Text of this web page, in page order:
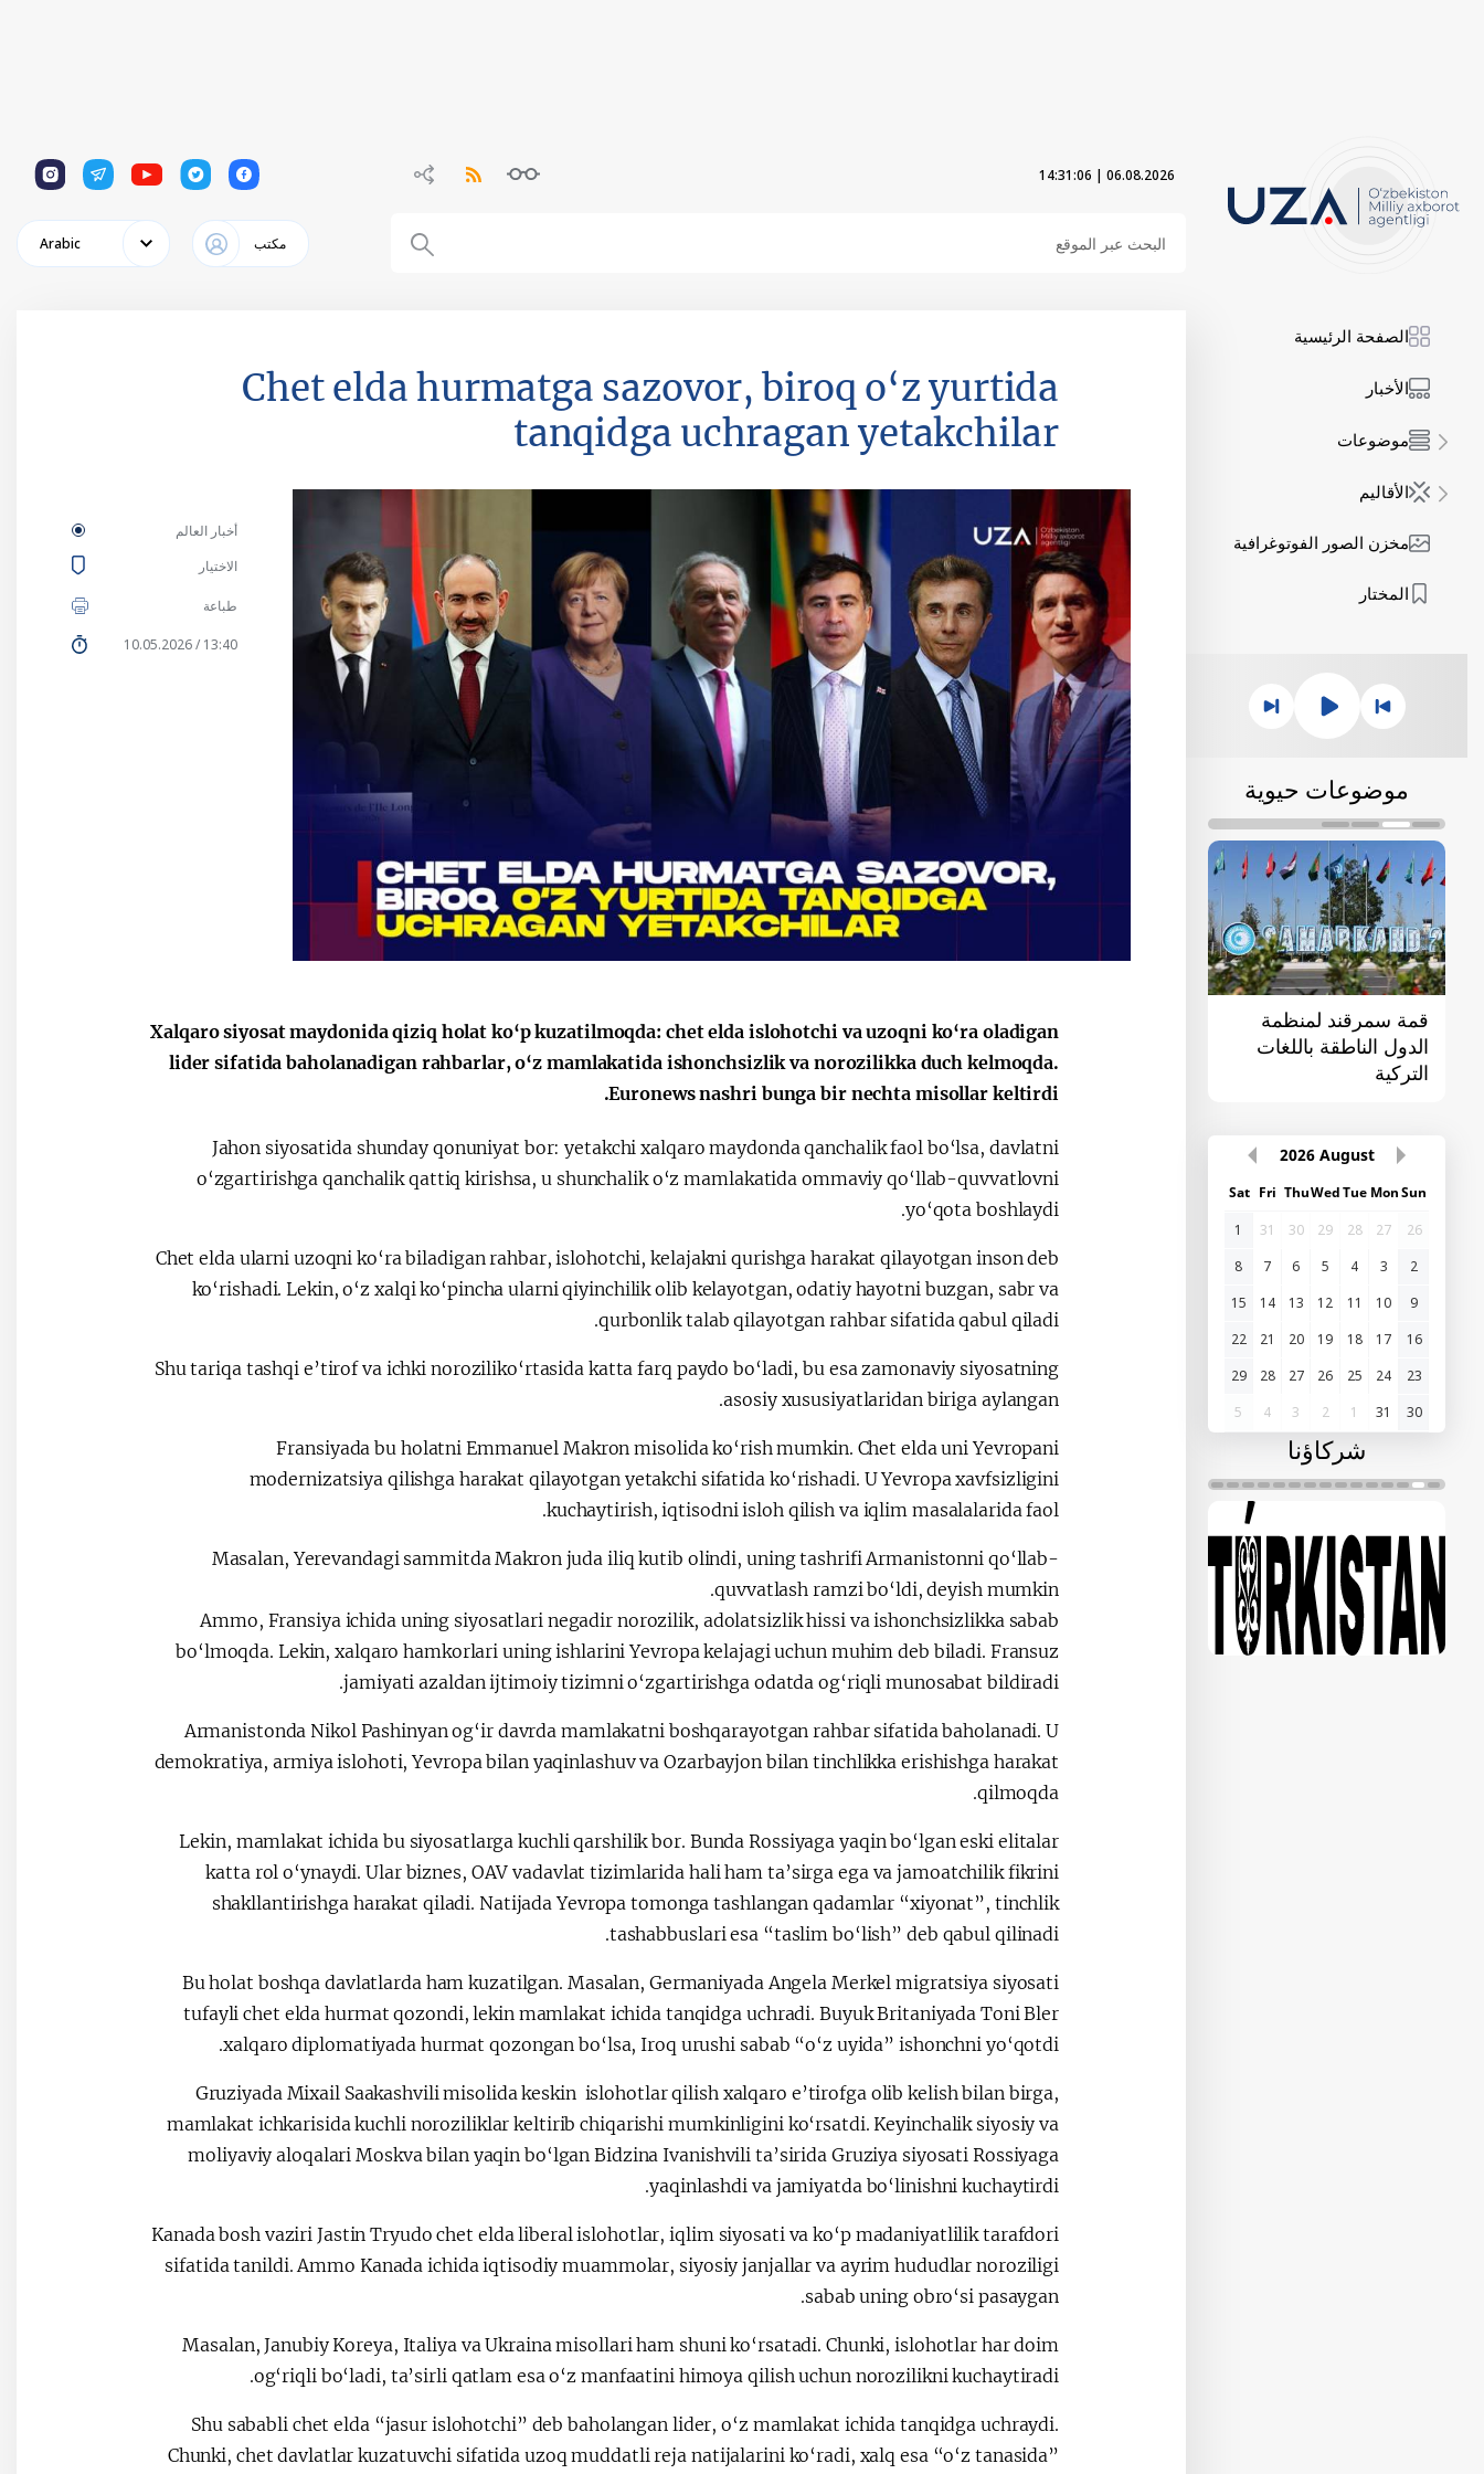
06.08.2026
|
14:31:07
1
1
1
1
1
مكتب Arabic
الصفحة الرئيسية
الأخبار
موضوعات
الأقاليم
مخزن الصور الفوتوغرافية
المختار
موضوعات حيوية
قمة سمرقند لمنظمة
الدول الناطقة باللغات
التركية
الوسطى - الصين"
الإصلاحات الدستورية
August
2026
Sun
Mon
Tue
Wed
Thu
Fri
Sat
26
27
28
29
30
31
1
2
3
4
5
6
7
8
9
10
11
12
13
14
15
16
17
18
19
20
21
22
23
24
25
26
27
28
29
30
31
1
2
3
4
5
شركاؤنا
Chet elda hurmatga sazovor, biroq o‘z yurtida
tanqidga uchragan yetakchilar
أخبار العالم
الاختيار
طباعة
13:40 / 10.05.2026
Xalqaro siyosat maydonida qiziq holat ko‘p kuzatilmoqda: chet elda islohotchi va uzoqni ko‘ra oladigan
lider sifatida baholanadigan rahbarlar, o‘z mamlakatida ishonchsizlik va norozilikka duch kelmoqda.
Euronews nashri bunga bir nechta misollar keltirdi.
Jahon siyosatida shunday qonuniyat bor: yetakchi xalqaro maydonda qanchalik faol bo‘lsa, davlatni
o‘zgartirishga qanchalik qattiq kirishsa, u shunchalik o‘z mamlakatida ommaviy qo‘llab-quvvatlovni
yo‘qota boshlaydi.
Chet elda ularni uzoqni ko‘ra biladigan rahbar, islohotchi, kelajakni qurishga harakat qilayotgan inson deb
ko‘rishadi. Lekin, o‘z xalqi ko‘pincha ularni qiyinchilik olib kelayotgan, odatiy hayotni buzgan, sabr va
qurbonlik talab qilayotgan rahbar sifatida qabul qiladi.
Shu tariqa tashqi e’tirof va ichki noroziliko‘rtasida katta farq paydo bo‘ladi, bu esa zamonaviy siyosatning
asosiy xususiyatlaridan biriga aylangan.
Fransiyada bu holatni Emmanuel Makron misolida ko‘rish mumkin. Chet elda uni Yevropani
modernizatsiya qilishga harakat qilayotgan yetakchi sifatida ko‘rishadi. U Yevropa xavfsizligini
kuchaytirish, iqtisodni isloh qilish va iqlim masalalarida faol.
Masalan, Yerevandagi sammitda Makron juda iliq kutib olindi, uning tashrifi Armanistonni qo‘llab-
quvvatlash ramzi bo‘ldi, deyish mumkin.
Ammo, Fransiya ichida uning siyosatlari negadir norozilik, adolatsizlik hissi va ishonchsizlikka sabab
bo‘lmoqda. Lekin, xalqaro hamkorlari uning ishlarini Yevropa kelajagi uchun muhim deb biladi. Fransuz
jamiyati azaldan ijtimoiy tizimni o‘zgartirishga odatda og‘riqli munosabat bildiradi.
Armanistonda Nikol Pashinyan og‘ir davrda mamlakatni boshqarayotgan rahbar sifatida baholanadi. U
demokratiya, armiya islohoti, Yevropa bilan yaqinlashuv va Ozarbayjon bilan tinchlikka erishishga harakat
qilmoqda.
Lekin, mamlakat ichida bu siyosatlarga kuchli qarshilik bor. Bunda Rossiyaga yaqin bo‘lgan eski elitalar
katta rol o‘ynaydi. Ular biznes, OAV vadavlat tizimlarida hali ham ta’sirga ega va jamoatchilik fikrini
shakllantirishga harakat qiladi. Natijada Yevropa tomonga tashlangan qadamlar “xiyonat”, tinchlik
tashabbuslari esa “taslim bo‘lish” deb qabul qilinadi.
Bu holat boshqa davlatlarda ham kuzatilgan. Masalan, Germaniyada Angela Merkel migratsiya siyosati
tufayli chet elda hurmat qozondi, lekin mamlakat ichida tanqidga uchradi. Buyuk Britaniyada Toni Bler
xalqaro diplomatiyada hurmat qozongan bo‘lsa, Iroq urushi sabab “o‘z uyida” ishonchni yo‘qotdi.
Gruziyada Mixail Saakashvili misolida keskin islohotlar qilish xalqaro e’tirofga olib kelish bilan birga,
mamlakat ichkarisida kuchli noroziliklar keltirib chiqarishi mumkinligini ko‘rsatdi. Keyinchalik siyosiy va
moliyaviy aloqalari Moskva bilan yaqin bo‘lgan Bidzina Ivanishvili ta’sirida Gruziya siyosati Rossiyaga
yaqinlashdi va jamiyatda bo‘linishni kuchaytirdi.
Kanada bosh vaziri Jastin Tryudo chet elda liberal islohotlar, iqlim siyosati va ko‘p madaniyatlilik tarafdori
sifatida tanildi. Ammo Kanada ichida iqtisodiy muammolar, siyosiy janjallar va ayrim hududlar noroziligi
sabab uning obro‘si pasaygan.
Masalan, Janubiy Koreya, Italiya va Ukraina misollari ham shuni ko‘rsatadi. Chunki, islohotlar har doim
og‘riqli bo‘ladi, ta’sirli qatlam esa o‘z manfaatini himoya qilish uchun norozilikni kuchaytiradi.
Shu sababli chet elda “jasur islohotchi” deb baholangan lider, o‘z mamlakat ichida tanqidga uchraydi.
Chunki, chet davlatlar kuzatuvchi sifatida uzoq muddatli reja natijalarini ko‘radi, xalq esa “o‘z tanasida”